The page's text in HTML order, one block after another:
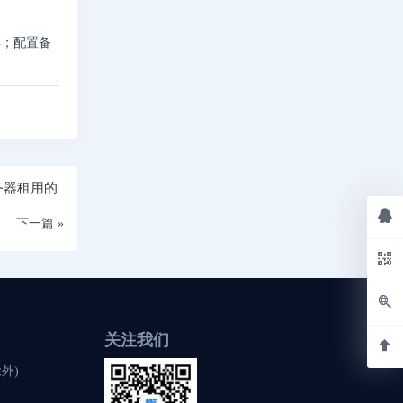
配置备
租用的
下一篇 »
)
关注我们